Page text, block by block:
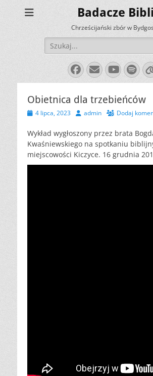
Badacze
Chrześcijański zbór w
Szukaj:
Facebook
E-
mail
Obietnica dla trzebieńców
Opublikowano
4 lipca, 2023 Autoradmin Dodaj
Wykład wygłoszony przez brata
Kwaśniewskiego na spotkaniu
miejscowości Kiczyce. 16 grudnia